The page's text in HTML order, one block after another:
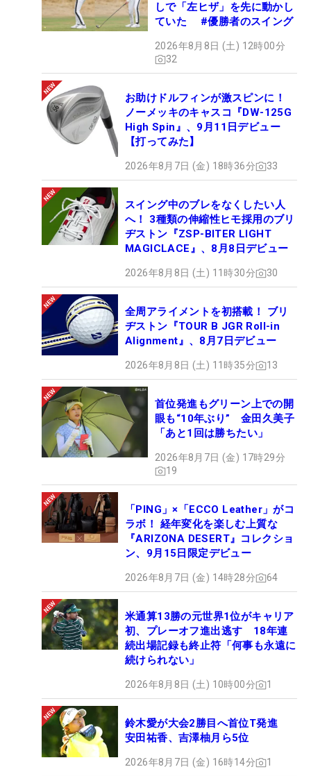
しで「左ヒザ」を先に動かし
ていた #優勝者のスイング
2026年8月8日 (土) 12時00分
32
お助けドルフィンが激スピンに！
ノーメッキのキャスコ『DW-125G
High Spin』、9月11日デビュー
【打ってみた】
2026年8月7日 (金) 18時36分 33
スイング中のブレをなくしたい人
へ！ 3種類の伸縮性ヒモ採用のブリ
ヂストン『ZSP-BITER LIGHT
MAGICLACE』、8月8日デビュー
2026年8月8日 (土) 11時30分 30
全周アライメントを初搭載！ ブリ
ヂストン『TOUR B JGR Roll-in
Alignment』、8月7日デビュー
2026年8月8日 (土) 11時35分 13
首位発進もグリーン上での開
眼も“10年ぶり” 金田久美子
「あと1回は勝ちたい」
2026年8月7日 (金) 17時29分
19
「PING」×「ECCO Leather」がコ
ラボ！ 経年変化を楽しむ上質な
『ARIZONA DESERT』コレクショ
ン、9月15日限定デビュー
2026年8月7日 (金) 14時28分 64
米通算13勝の元世界1位がキャリア
初、プレーオフ進出逃す 18年連
続出場記録も終止符「何事も永遠に
続けられない」
2026年8月8日 (土) 10時00分 1
鈴木愛が大会2勝目へ首位T発進
安田祐香、吉澤柚月ら5位
2026年8月7日 (金) 16時14分 1